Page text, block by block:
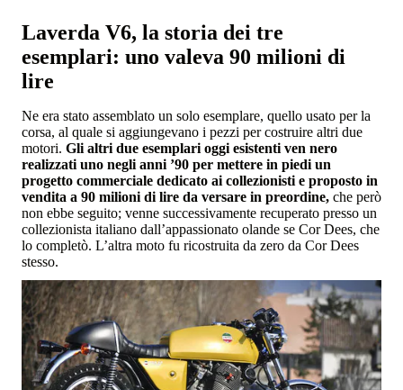
Laverda V6, la storia dei tre
esemplari: uno valeva 90 milioni di
lire
Ne era stato assemblato un solo esemplare, quello usato per la
corsa, al quale si aggiungevano i pezzi per costruire altri due
motori. Gli altri due esemplari oggi esistenti ven nero
realizzati uno negli anni ’90 per mettere in piedi un
progetto commerciale dedicato ai collezionisti e proposto in
vendita a 90 milioni di lire da versare in preordine, che però
non ebbe seguito; venne successivamente recuperato presso un
collezionista italiano dall’appassionato olande se Cor Dees, che
lo completò. L’altra moto fu ricostruita da zero da Cor Dees
stesso.